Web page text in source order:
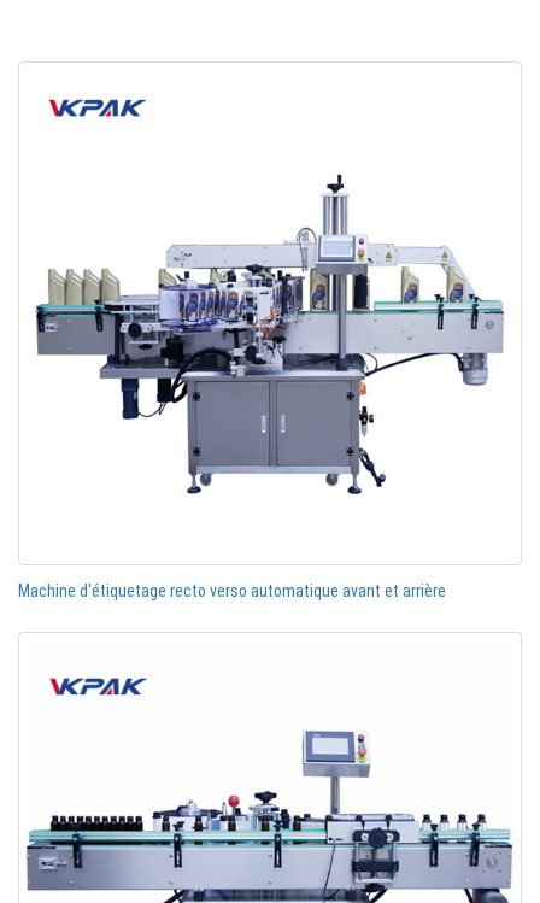
Machine d'étiquetage recto verso automatique avant et arrière